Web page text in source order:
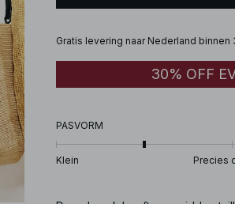
Gratis levering naar Nederland
30% OFF
PASVORM
Klein Precies